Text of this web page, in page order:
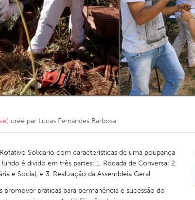
Kitchener-Waterloo New
Shore Toronto
créé par Lucas Fernandes Barbosa
Solidário com características de uma poupança
é divido em três partes: 1. Rodada de Conversa; 2.
e Social; e 3. Realização da Assembleia Geral.
práticas para permanência e sucessão do